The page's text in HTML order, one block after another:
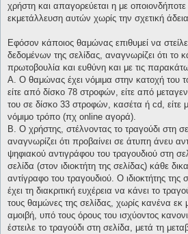
χρήστη και απαγορεύεται η με
εκμετάλλευση αυτών χωρίς την σχετική
Εφόσον κάποιος θαμώνας επιθυμεί να
δεδομένων της σελίδας, αναγνωρίζει ότι το
πρωτοβουλία και ευθύνη και με τις
Α. Ο θαμώνας έχει νόμιμα στην κατοχή του
είτε από δίσκο 78 στροφών, είτε από
του σε δίσκο 33 στροφών, κασέτα ή cd, είτε
νόμιμο τρόπο (πχ online αγορά).
Β. Ο χρήστης, στέλνοντας το τραγούδι στη
αναγνωρίζει ότι προβαίνει σε άτυπη άνευ
ψηφιακού αντιγράφου του τραγουδιού στη
σελίδα (στον ιδιοκτήτη της σελίδας) κάθε
αντίγραφο του τραγουδιού. Ο ιδιοκτήτης της
έχει τη διακριτική ευχέρεια να κάνει το
τους θαμώνες της σελίδας, χωρίς κανένα εκ
αμοιβή, υπό τους όρους του ισχύοντος
έστειλε το τραγούδι στη σελίδα, μετά τη